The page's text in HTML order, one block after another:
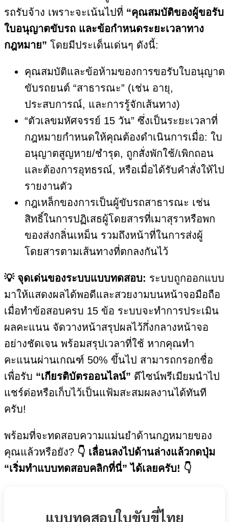
รถรับจ้าง เพราะจะเน้นไปที่ “คุณสมบัติของผู้ขอรับ
ใบอนุญาตขับรถ และข้อกำหนดระยะเวลาทาง
กฎหมาย” โดยมีประเด็นเด่นๆ ดังนี้:
คุณสมบัติและข้อห้ามของการขอรับใบอนุญาต
ขับรถยนต์ “สาธารณะ” (เช่น อายุ,
ประสบการณ์, และการรู้จักเส้นทาง)
“ตัวเลขมหัศจรรย์ 15 วัน” ซึ่งเป็นระยะเวลาที่
กฎหมายกำหนดให้คุณต้องดำเนินการเมื่อ: ใบ
อนุญาตสูญหาย/ชำรุด, ถูกสั่งพักใช้/เพิกถอน
และต้องการอุทธรณ์, หรือเมื่อได้รับคำสั่งให้ไป
รายงานตัว
กฎเหล็กของการเป็นผู้ขับรถสาธารณะ เช่น
สิทธิ์ในการปฏิเสธผู้โดยสารที่เมาสุราหรือพก
ของส่งกลิ่นเหม็น รวมถึงหน้าที่ในการส่งผู้
โดยสารตามเส้นทางที่ตกลงกันไว้
💡 จุดเด่นของระบบแบบทดสอบ: ระบบถูกออกแบบ
มาให้แสดงผลได้พอดีและสวยงามบนหน้าจอมือถือ
เมื่อทำข้อสอบครบ 15 ข้อ ระบบจะทำการประเมิน
ผลคะแนน จัดวางหน้าสรุปผลไว้กึ่งกลางหน้าจอ
อย่างชัดเจน พร้อมสรุปเวลาที่ใช้ หากคุณทำ
คะแนนผ่านเกณฑ์ 50% ขึ้นไป สามารถกรอกชื่อ
เพื่อรับ “เกียรติบัตรออนไลน์” ดีไซน์พรีเมียมนำไป
แชร์ต่อหรือเก็บไว้เป็นแฟ้มสะสมผลงานได้ทันที
ครับ!
พร้อมที่จะทดสอบความแม่นยำด้านกฎหมายของ
คุณแล้วหรือยัง? 👇 เลื่อนลงไปด้านล่างแล้วกดปุ่ม
“เริ่มทำแบบทดสอบคลิกที่นี่” ได้เลยครับ! 👇
แบบทดสอบใบขับขี่ไทย